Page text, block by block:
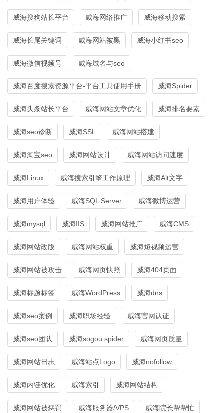
威海搜狗站长平台 威海网络推广 威海移动搜索
威海长尾关键词 威海网站被黑 威海小红书seo
威海微信视频号 威海域名与seo
威海百度搜索资源平台-平台工具使用手册 威海Spider
威海头条站长平台 威海网站文章优化 威海排名要素
威海seo诊断 威海SSL 威海网站搭建
威海淘宝seo 威海网站设计 威海网站访问速度
威海Linux 威海搜索引擎工作原理 威海Alt文字
威海用户体验 威海SQL Server 威海微博运营
威海mysql 威海IIS 威海网站推广 威海CMS
威海网站改版 威海网站权重 威海短视频运营
威海网站被攻击 威海网页快照 威海404页面
威海标题标签 威海WordPress 威海dns
威海seo案例 威海职场经验 威海官网认证
威海seo团队 威海sogou spider 威海网页质量
威海网站日志 威海站点Logo 威海nofollow
威海内链优化 威海索引 威海网站结构
威海网站被惩罚 威海服务器/VPS 威海院长帮帮忙